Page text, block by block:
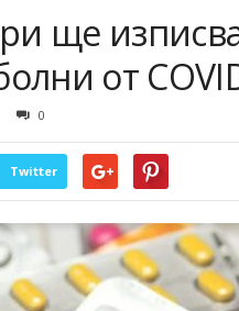
ще
от
0
Twitter